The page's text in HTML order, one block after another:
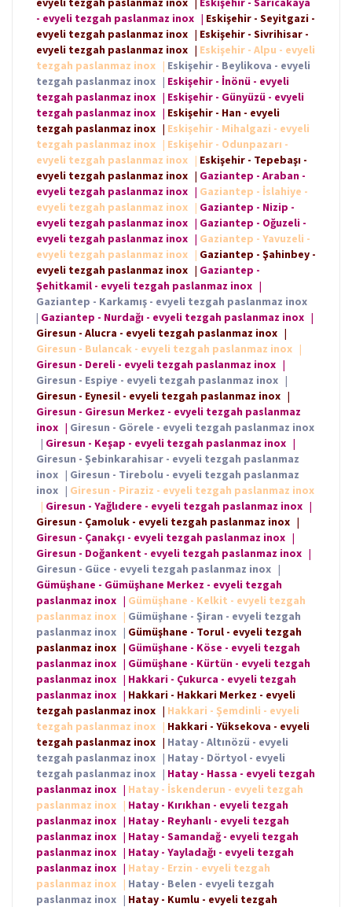
- evyeli tezgah paslanmaz inox | Eskişehir - Seyitgazi -
evyeli tezgah paslanmaz inox | Eskişehir - Sivrihisar -
evyeli tezgah paslanmaz inox | Eskişehir - Alpu - evyeli
tezgah paslanmaz inox | Eskişehir - Beylikova - evyeli
tezgah paslanmaz inox | Eskişehir - İnönü - evyeli
tezgah paslanmaz inox | Eskişehir - Günyüzü - evyeli
tezgah paslanmaz inox | Eskişehir - Han - evyeli
tezgah paslanmaz inox | Eskişehir - Mihalgazi - evyeli
tezgah paslanmaz inox | Eskişehir - Odunpazarı -
evyeli tezgah paslanmaz inox | Eskişehir - Tepebaşı -
evyeli tezgah paslanmaz inox | Gaziantep - Araban -
evyeli tezgah paslanmaz inox | Gaziantep - İslahiye -
evyeli tezgah paslanmaz inox | Gaziantep - Nizip -
evyeli tezgah paslanmaz inox | Gaziantep - Oğuzeli -
evyeli tezgah paslanmaz inox | Gaziantep - Yavuzeli -
evyeli tezgah paslanmaz inox | Gaziantep - Şahinbey -
evyeli tezgah paslanmaz inox | Gaziantep -
Şehitkamil - evyeli tezgah paslanmaz inox |
Gaziantep - Karkamış - evyeli tezgah paslanmaz inox
| Gaziantep - Nurdağı - evyeli tezgah paslanmaz inox |
Giresun - Alucra - evyeli tezgah paslanmaz inox |
Giresun - Bulancak - evyeli tezgah paslanmaz inox |
Giresun - Dereli - evyeli tezgah paslanmaz inox |
Giresun - Espiye - evyeli tezgah paslanmaz inox |
Giresun - Eynesil - evyeli tezgah paslanmaz inox |
Giresun - Giresun Merkez - evyeli tezgah paslanmaz
inox | Giresun - Görele - evyeli tezgah paslanmaz inox
| Giresun - Keşap - evyeli tezgah paslanmaz inox |
Giresun - Şebinkarahisar - evyeli tezgah paslanmaz
inox | Giresun - Tirebolu - evyeli tezgah paslanmaz
inox | Giresun - Piraziz - evyeli tezgah paslanmaz inox
| Giresun - Yağlıdere - evyeli tezgah paslanmaz inox |
Giresun - Çamoluk - evyeli tezgah paslanmaz inox |
Giresun - Çanakçı - evyeli tezgah paslanmaz inox |
Giresun - Doğankent - evyeli tezgah paslanmaz inox |
Giresun - Güce - evyeli tezgah paslanmaz inox |
Gümüşhane - Gümüşhane Merkez - evyeli tezgah
paslanmaz inox | Gümüşhane - Kelkit - evyeli tezgah
paslanmaz inox | Gümüşhane - Şiran - evyeli tezgah
paslanmaz inox | Gümüşhane - Torul - evyeli tezgah
paslanmaz inox | Gümüşhane - Köse - evyeli tezgah
paslanmaz inox | Gümüşhane - Kürtün - evyeli tezgah
paslanmaz inox | Hakkari - Çukurca - evyeli tezgah
paslanmaz inox | Hakkari - Hakkari Merkez - evyeli
tezgah paslanmaz inox | Hakkari - Şemdinli - evyeli
tezgah paslanmaz inox | Hakkari - Yüksekova - evyeli
tezgah paslanmaz inox | Hatay - Altınözü - evyeli
tezgah paslanmaz inox | Hatay - Dörtyol - evyeli
tezgah paslanmaz inox | Hatay - Hassa - evyeli tezgah
paslanmaz inox | Hatay - İskenderun - evyeli tezgah
paslanmaz inox | Hatay - Kırıkhan - evyeli tezgah
paslanmaz inox | Hatay - Reyhanlı - evyeli tezgah
paslanmaz inox | Hatay - Samandağ - evyeli tezgah
paslanmaz inox | Hatay - Yayladağı - evyeli tezgah
paslanmaz inox | Hatay - Erzin - evyeli tezgah
paslanmaz inox | Hatay - Belen - evyeli tezgah
paslanmaz inox | Hatay - Kumlu - evyeli tezgah